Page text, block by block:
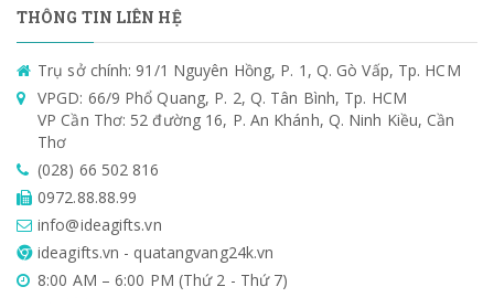
THÔNG TIN LIÊN HỆ
Trụ sở chính: 91/1 Nguyên Hồng, P. 1, Q. Gò Vấp, Tp. HCM
VPGD: 66/9 Phổ Quang, P. 2, Q. Tân Bình, Tp. HCM
VP Cần Thơ: 52 đường 16, P. An Khánh, Q. Ninh Kiều, Cần
Thơ
(028) 66 502 816
0972.88.88.99
info@ideagifts.vn
ideagifts.vn - quatangvang24k.vn
8:00 AM – 6:00 PM (Thứ 2 - Thứ 7)